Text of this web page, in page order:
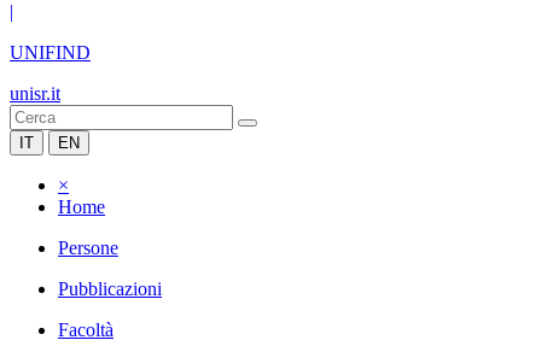
|
UNIFIND
unisr.it
IT EN
×
Home
Persone
Pubblicazioni
Facoltà